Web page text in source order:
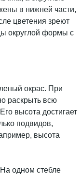
в нижней части,
цветения зреют
округлой формы с
окрас. При
раскрыть всю
высота достигает
подвидов,
высота
одном стебле